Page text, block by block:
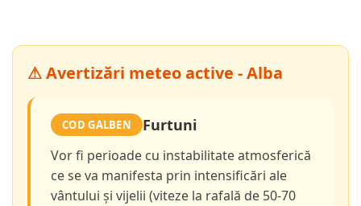
⚠ Avertizări meteo active - Alba
COD GALBEN Furtuni
Vor fi perioade cu instabilitate atmosferică
ce se va manifesta prin intensificări ale
vântului și vijelii (viteze la rafală de 50-70